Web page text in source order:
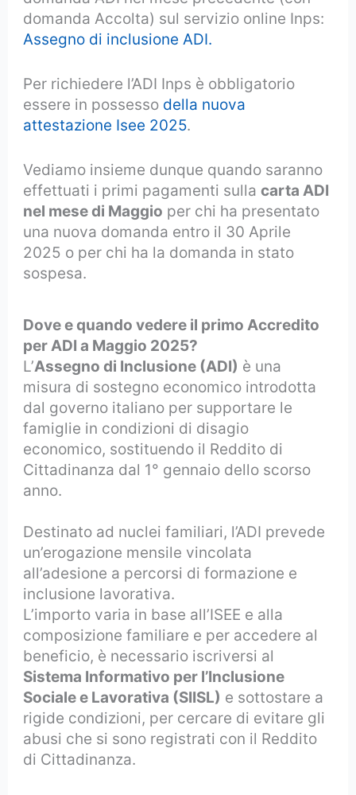
domanda Accolta) sul servizio online Inps:
Assegno di inclusione ADI.
Per richiedere l’ADI Inps è obbligatorio
essere in possesso della nuova
attestazione Isee 2025.
Vediamo insieme dunque quando saranno
effettuati i primi pagamenti sullacarta ADI
nel mese di Maggio per chi ha presentato
una nuova domanda entro il 30 Aprile
2025 o per chi ha la domanda in stato
sospesa.
Dove e quando vedere il primo Accredito
per ADI a Maggio 2025?
L’Assegno di Inclusione (ADI) è una
misura di sostegno economico introdotta
dal governo italiano per supportare le
famiglie in condizioni di disagio
economico, sostituendo il Reddito di
Cittadinanza dal 1° gennaio dello scorso
anno.
Destinato ad nuclei familiari, l’ADI prevede
un’erogazione mensile vincolata
all’adesione a percorsi di formazione e
inclusione lavorativa.
L’importo varia in base all’ISEE e alla
composizione familiare e per accedere al
beneficio, è necessario iscriversi al
Sistema Informativo per l’Inclusione
Sociale e Lavorativa (SIISL) e sottostare a
rigide condizioni, per cercare di evitare gli
abusi che si sono registrati con il Reddito
di Cittadinanza.